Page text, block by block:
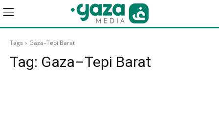
Tags Gaza–Tepi Barat
Tag: Gaza–Tepi Barat